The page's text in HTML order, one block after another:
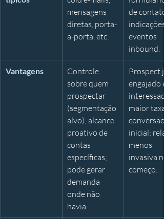
mensagens
diretas, porta-
a-porta, etc.
de contato,
indicações,
eventos
inbound.
Vantagens
Controle
sobre quem
prospectar
(segmentação
alvo); alcance
proativo de
contas
específicas;
pode gerar
demanda
onde não
havia.
Prospect já
engajado e
maior
conversão
inicial;
menos
invasiva no
começo.